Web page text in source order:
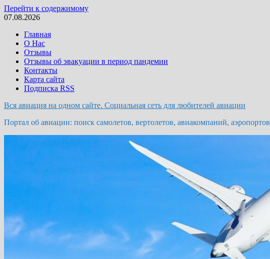
Перейти к содержимому
07.08.2026
Главная
О Нас
Отзывы
Отзывы об эвакуации в период пандемии
Контакты
Карта сайта
Подписка RSS
Вся авиация на одном сайте. Социальная сеть для любителей авиации
Портал об авиации: поиск самолетов, вертолетов, авиакомпаний, аэропортов